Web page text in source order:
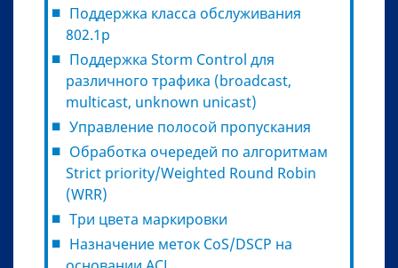
Поддержка класса обслуживания
802.1p
Поддержка Storm Control для
различного трафика (broadcast,
multicast, unknown unicast)
Управление полосой пропускания
Обработка очередей по алгоритмам
Strict priority/Weighted Round Robin
(WRR)
Три цвета маркировки
Назначение меток CoS/DSCP на